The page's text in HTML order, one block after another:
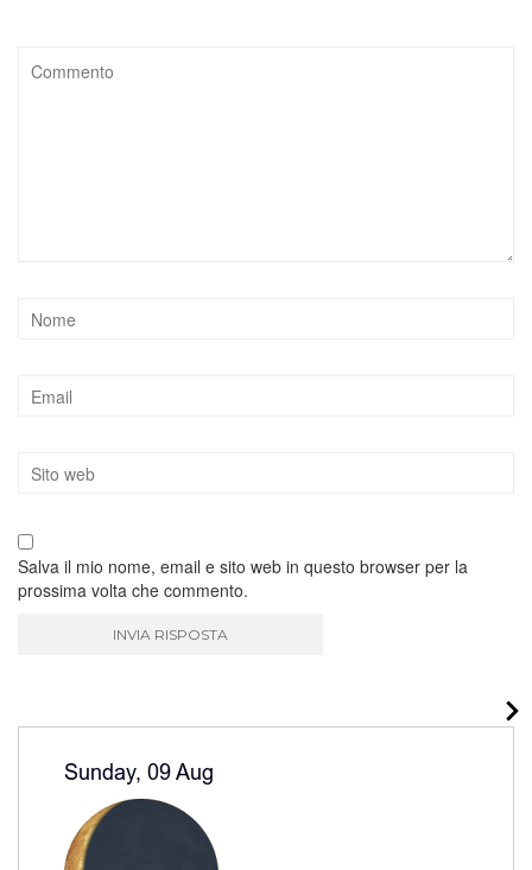
Salva il mio nome, email e sito web in questo browser per la
prossima volta che commento.